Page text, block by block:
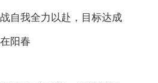
自我全力以赴，目标达成
阳春